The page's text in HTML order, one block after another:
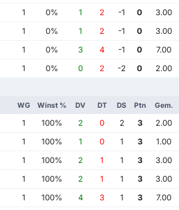
1 0% 1 2 -1 0
3.00
1 0% 1 2 -1 0
3.00
1 0% 3 4 -1 0
7.00
1 0% 0 2 -2 0 2.00
WG Winst % DV DT DS Ptn Gem.
1 100% 2 0 2 3
2.00
1 100% 1 0 1 3
1.00
1 100% 2 1 1 3
3.00
1 100% 2 1 1 3
3.00
1 100% 4 3 1 3
7.00